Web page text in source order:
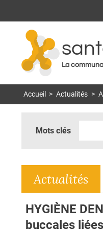
La
Accueil > Actualités >
Mots clés
Actualités
HYGIÈNE
buccales